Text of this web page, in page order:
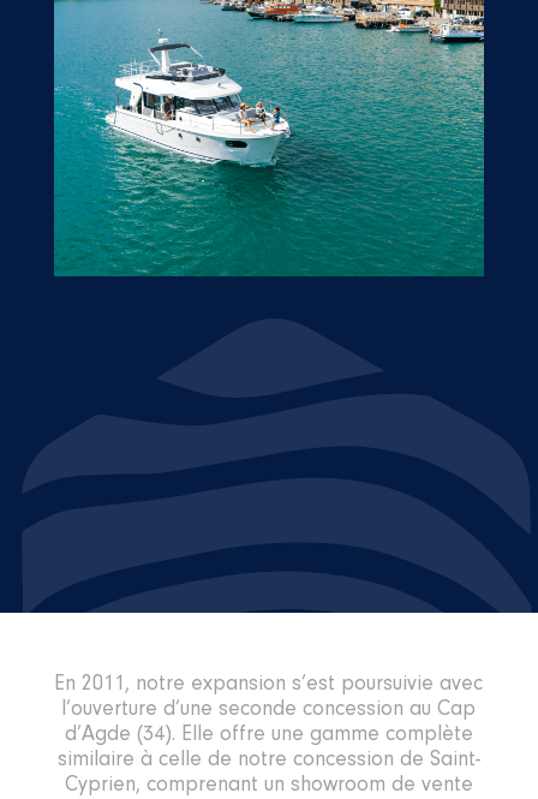
En 2011, notre expansion s’est poursuivie avec
l’ouverture d’une seconde concession au Cap
d’Agde (34). Elle offre une gamme complète
similaire à celle de notre concession de Saint-
Cyprien, comprenant un showroom de vente